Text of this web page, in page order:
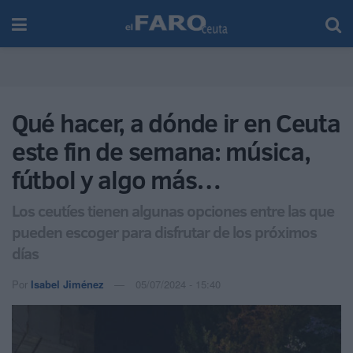
Qué hacer, a dónde ir en Ceuta
este fin de semana: música,
fútbol y algo más…
Los ceutíes tienen algunas opciones entre las que
pueden escoger para disfrutar de los próximos
días
Por Isabel Jiménez 05/07/2024 - 15:40